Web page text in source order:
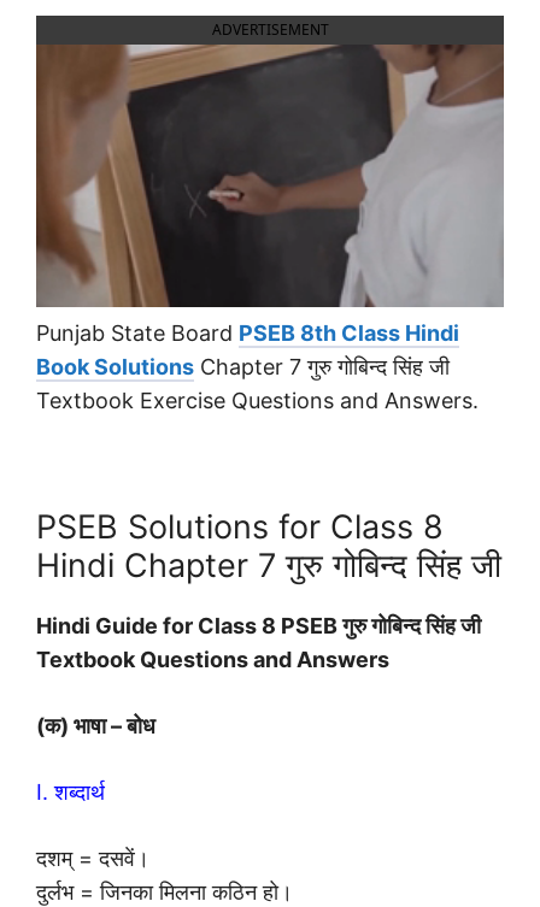
ADVERTISEMENT
Punjab State Board PSEB 8th Class Hindi
Book Solutions Chapter 7 गुरु गोबिन्द सिंह जी
Textbook Exercise Questions and Answers.
PSEB Solutions for Class 8
Hindi Chapter 7 गुरु गोबिन्द सिंह जी
Hindi Guide for Class 8 PSEB गुरु गोबिन्द सिंह जी
Textbook Questions and Answers
(क) भाषा – बोध
I. शब्दार्थ
दशम् = दसवें।
दुर्लभ = जिनका मिलना कठिन हो।